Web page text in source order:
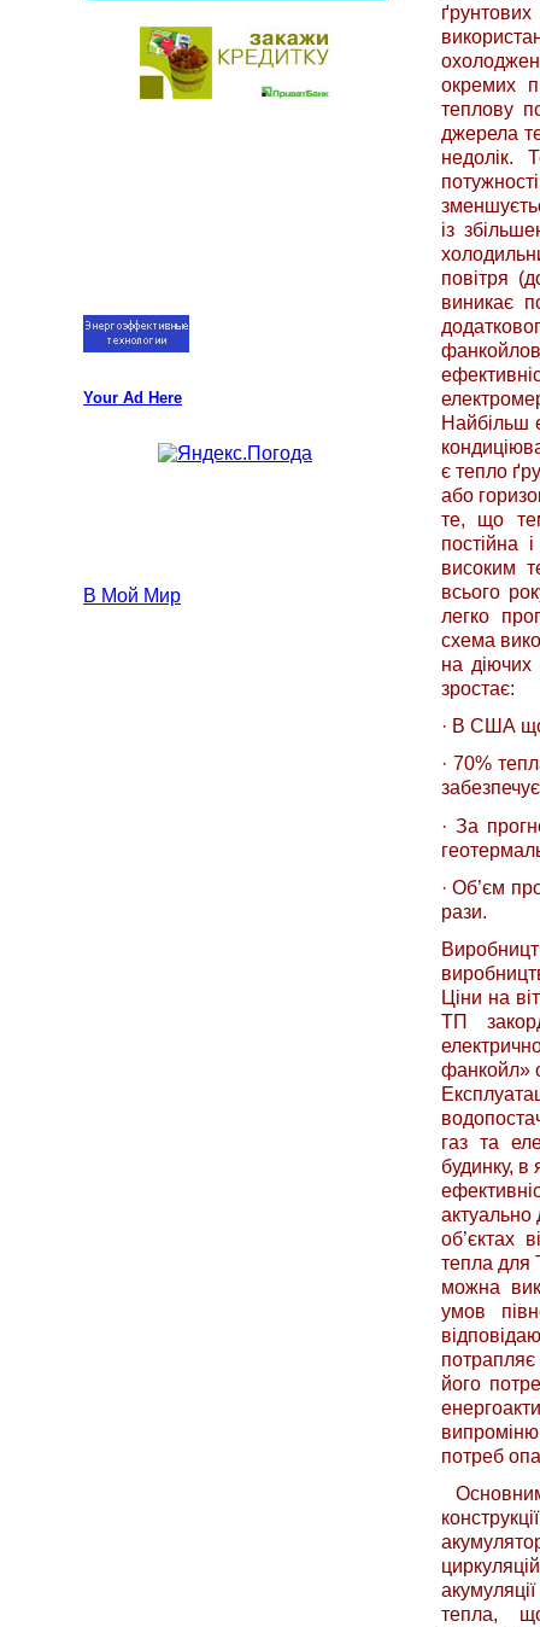
Your Ad Here
В Мой Мир
окремих
теплову
джерела
недолік.
із
повітря
виникає
Найбільш
є тепло
або
те, що
постійна
високим
всього
легко
схема
на діючих
зростає:
· В США
· 70%
· За
· Об’єм
рази.
Ціни на
ТП
фанкойл»
газ та
будинку, в
об’єктах
тепла для
можна
умов
його
потреб
тепла,